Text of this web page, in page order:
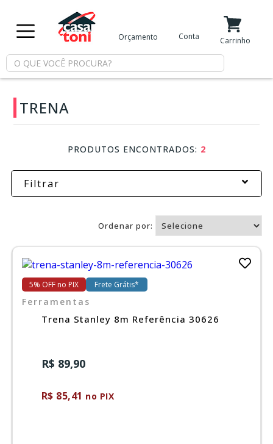
Minha Conta
Meus Favoritos
Departamentos
Tintas
Reforma
Piscina
Ferramentas
PROMOÇÃO
Orçamento Conta Carrinho
TRENA
PRODUTOS ENCONTRADOS: 2
Filtrar
Ordenar por:
5% OFF no PIX Frete Grátis*
Ferramentas
Trena Stanley 8m Referência 30626
R$ 89,90
R$ 85,41 no PIX